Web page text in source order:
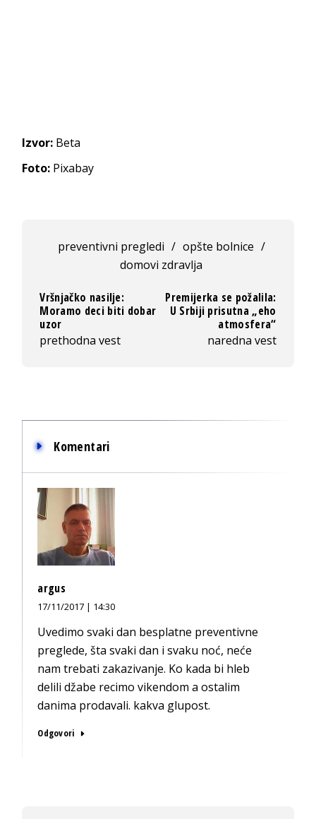
Izvor: Beta
Foto: Pixabay
preventivni pregledi / opšte bolnice /
domovi zdravlja
Vršnjačko nasilje:
Moramo deci biti dobar
uzor
prethodna vest
Premijerka se požalila:
U Srbiji prisutna „eho
atmosfera“
naredna vest
Komentari
argus
17/11/2017 | 14:30
Uvedimo svaki dan besplatne preventivne
preglede, šta svaki dan i svaku noć, neće
nam trebati zakazivanje. Ko kada bi hleb
delili džabe recimo vikendom a ostalim
danima prodavali. kakva glupost.
Odgovori